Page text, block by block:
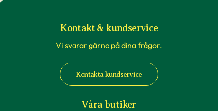
Kontakt & kundservice
Vi svarar gärna på dina frågor.
Kontakta kundservice
Våra butiker